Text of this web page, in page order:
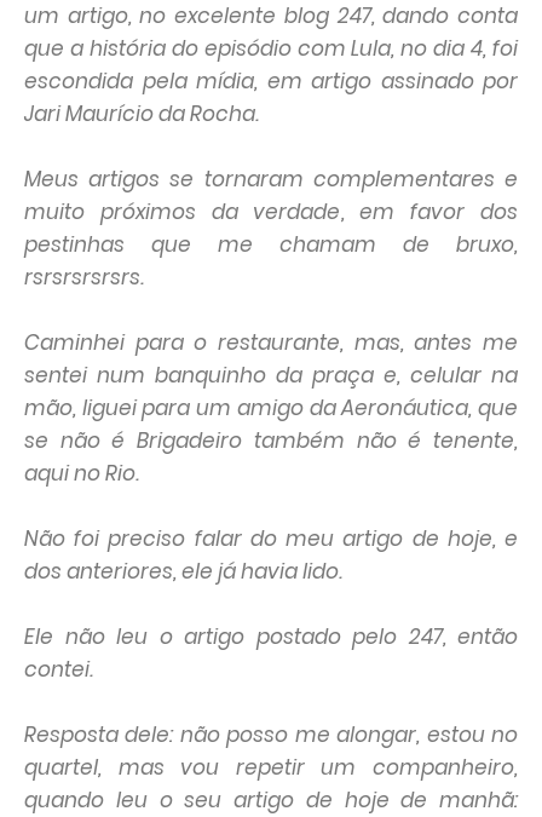
um artigo, no excelente blog 247, dando conta
que a história do episódio com Lula, no dia 4, foi
escondida pela mídia, em artigo assinado por
Jari Maurício da Rocha.
Meus artigos se tornaram complementares e
muito próximos da verdade, em favor dos
pestinhas que me chamam de bruxo,
rsrsrsrsrsrs.
Caminhei para o restaurante, mas, antes me
sentei num banquinho da praça e, celular na
mão, liguei para um amigo da Aeronáutica, que
se não é Brigadeiro também não é tenente,
aqui no Rio.
Não foi preciso falar do meu artigo de hoje, e
dos anteriores, ele já havia lido.
Ele não leu o artigo postado pelo 247, então
contei.
Resposta dele: não posso me alongar, estou no
quartel, mas vou repetir um companheiro,
quando leu o seu artigo de hoje de manhã: